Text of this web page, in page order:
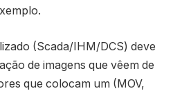
(Scada/IHM/DCS) deve
de imagens que vêem de
que colocam um (MOV,